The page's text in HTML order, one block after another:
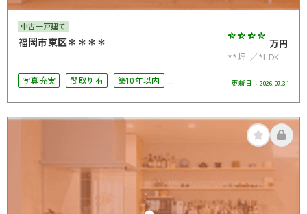
中古一戸建て
福岡市東区＊＊＊＊ **** 万円
**坪
*LDK
写真充実
間取り有
築10年以内
南面バルコニー
オール電化
更新日： 2026.07.31